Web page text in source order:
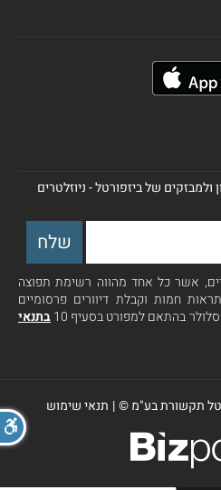
של ביזפורטל - ניוזלטרים
אשר כל אחד מהווה רשימת תפוצה
חמות וקבלת דיוורים פרסומיים
בהתאם למפורט בסעיף 10
בתנאי
תקשורת בע"מ ©| תנאי שימוש